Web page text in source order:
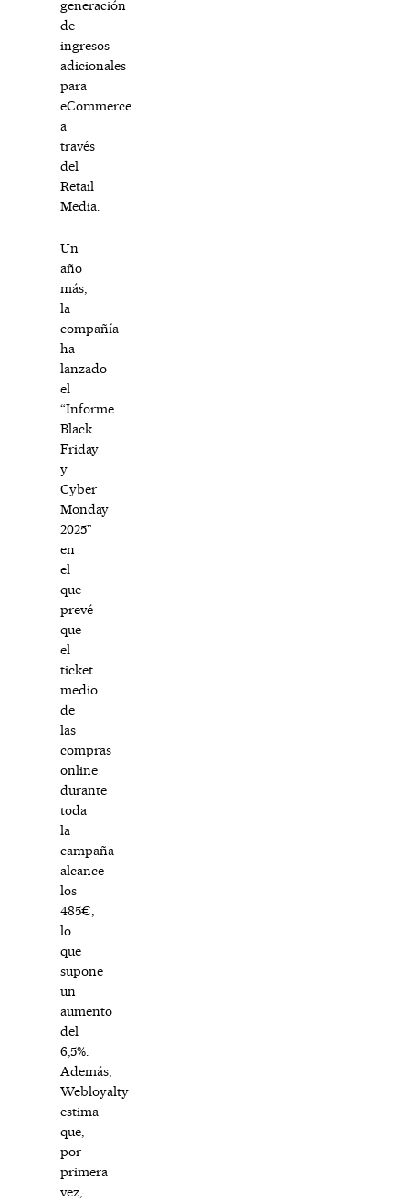
generación
de
ingresos
adicionales
para
eCommerce
a
través
del
Retail
Media.
Un
año
más,
la
compañía
ha
lanzado
el
“Informe
Black
Friday
y
Cyber
Monday
2025”
en
el
que
prevé
que
el
ticket
medio
de
las
compras
online
durante
toda
la
campaña
alcance
los
485€,
lo
que
supone
un
aumento
del
6,5%.
Además,
Webloyalty
estima
que,
por
primera
vez,